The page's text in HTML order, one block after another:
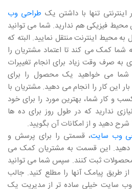
تنها با داشتن یک طراحی وب
فیزیکی هم ندارید. شما می توانید
محیط اینترنت منتقل نمایید. البته که
کمک می کند تا اعتماد مشتریان را
به صرف وقت زیاد برای انجام تغییرات
شما می خواهید یک محصول را برای
این کار را انجام می دهید. مشتریان با
و کار شما، بهترین مورد را برای خود
ندارید که در طول روز برای ده ها
دهید و از امکانات آن بگویید.
وب سایت، قسمتی را برای پرسش و
دهید. این قسمت به مشتریان کمک می
محصولات ثبت کنند. سپس شما می توانید
طریق پیامک آنها را مطلع کنید. جالب
سایت خیلی ساده تر از مدیریت یک